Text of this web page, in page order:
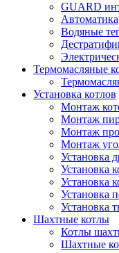
GUARD
Автоматика
Водяные
Термомасляные
Установка котлов
Монтаж
Монтаж
Монтаж
Монтаж
Установка
Установка
Установка
Установка
Установка
Шахтные котлы
Котлы
Шахтные